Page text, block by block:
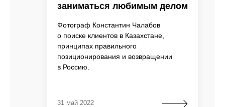
31 май 2022
заниматься любимым делом
Фотограф Константин Чалабов
о поиске клиентов в Казахстане,
принципах правильного
позиционирования и возвращении
в Россию.